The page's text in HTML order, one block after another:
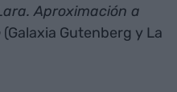
Aproximación a
(Galaxia Gutenberg y La